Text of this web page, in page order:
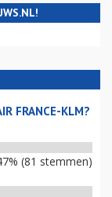
FRANCE-KLM?
(81 stemmen)